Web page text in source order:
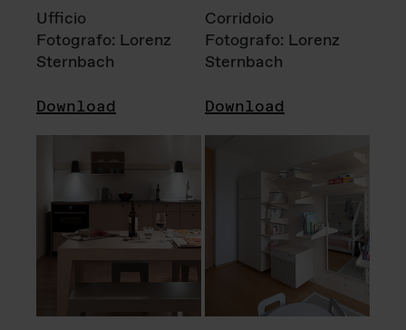
Ufficio
Fotografo: Lorenz
Sternbach
Download
Corridoio
Fotografo: Lorenz
Sternbach
Download